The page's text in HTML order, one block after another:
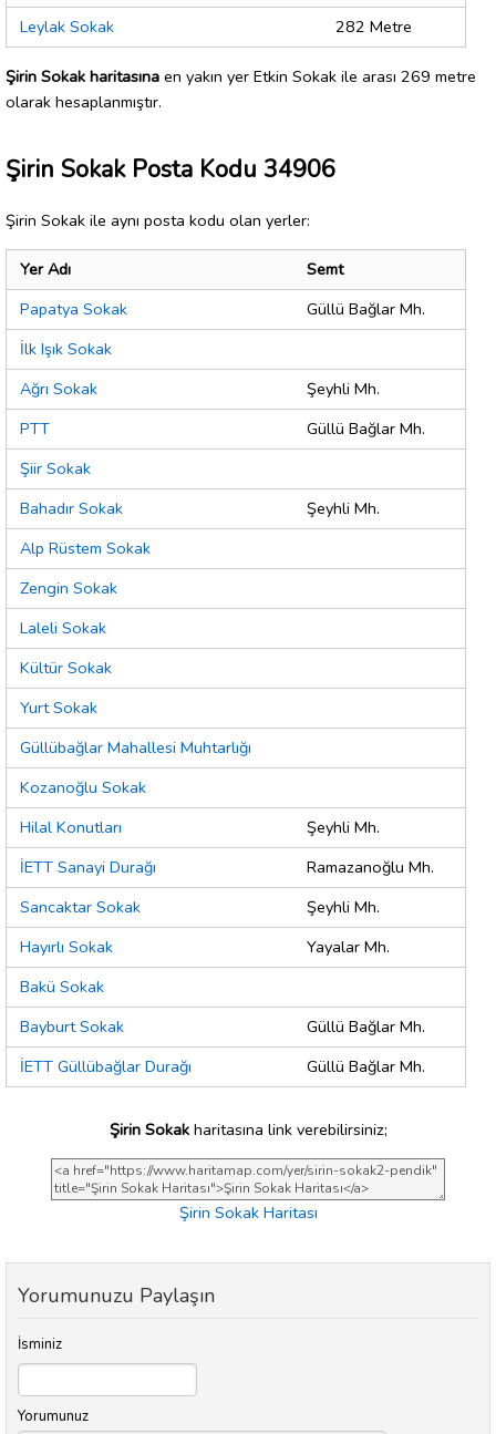
Leylak Sokak
282 Metre
Şirin Sokak haritasına en yakın yer Etkin Sokak ile arası 269 metre
olarak hesaplanmıştır.
Şirin Sokak Posta Kodu 34906
Şirin Sokak ile aynı posta kodu olan yerler:
Yer Adı
Semt
Papatya Sokak
Güllü Bağlar Mh.
İlk Işık Sokak
Ağrı Sokak
Şeyhli Mh.
PTT
Güllü Bağlar Mh.
Şiir Sokak
Bahadır Sokak
Şeyhli Mh.
Alp Rüstem Sokak
Zengin Sokak
Laleli Sokak
Kültür Sokak
Yurt Sokak
Güllübağlar Mahallesi Muhtarlığı
Kozanoğlu Sokak
Hilal Konutları
Şeyhli Mh.
İETT Sanayi Durağı
Ramazanoğlu Mh.
Sancaktar Sokak
Şeyhli Mh.
Hayırlı Sokak
Yayalar Mh.
Bakü Sokak
Bayburt Sokak
Güllü Bağlar Mh.
İETT Güllübağlar Durağı
Güllü Bağlar Mh.
Şirin Sokakharitasına link verebilirsiniz;
Şirin Sokak Haritası
Yorumunuzu Paylaşın
İsminiz
Yorumunuz